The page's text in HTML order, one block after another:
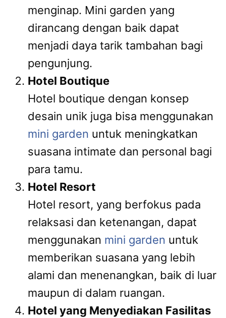
menginap. Mini garden yang
dirancang dengan baik dapat
menjadi daya tarik tambahan bagi
pengunjung.
Hotel Boutique
Hotel boutique dengan konsep
desain unik juga bisa menggunakan
mini garden untuk meningkatkan
suasana intimate dan personal bagi
para tamu.
Hotel Resort
Hotel resort, yang berfokus pada
relaksasi dan ketenangan, dapat
menggunakan mini garden untuk
memberikan suasana yang lebih
alami dan menenangkan, baik di luar
maupun di dalam ruangan.
Hotel yang Menyediakan Fasilitas